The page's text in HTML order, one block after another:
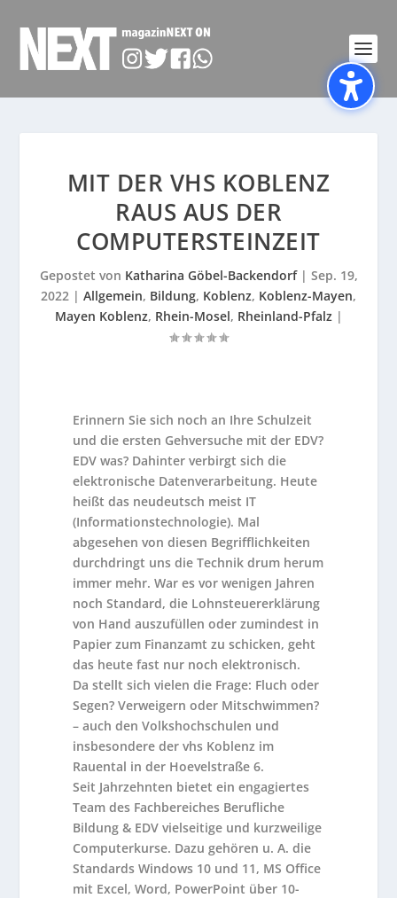
MIT DER VHS KOBLENZ
RAUS AUS DER
COMPUTERSTEINZEIT
Gepostet von Katharina Göbel-Backendorf| Sep. 19,
2022 | Allgemein, Bildung, Koblenz, Koblenz-Mayen,
Mayen Koblenz, Rhein-Mosel, Rheinland-Pfalz|
Erinnern Sie sich noch an Ihre Schulzeit
und die ersten Gehversuche mit der EDV?
EDV was? Dahinter verbirgt sich die
elektronische Datenverarbeitung. Heute
heißt das neudeutsch meist IT
(Informationstechnologie). Mal
abgesehen von diesen Begrifflichkeiten
durchdringt uns die Technik drum herum
immer mehr. War es vor wenigen Jahren
noch Standard, die Lohnsteuererklärung
von Hand auszufüllen oder zumindest in
Papier zum Finanzamt zu schicken, geht
das heute fast nur noch elektronisch.
Da stellt sich vielen die Frage: Fluch oder
Segen? Verweigern oder Mitschwimmen?
– auch den Volkshochschulen und
insbesondere der vhs Koblenz im
Rauental in der Hoevelstraße 6.
Seit Jahrzehnten bietet ein engagiertes
Team des Fachbereiches Berufliche
Bildung & EDV vielseitige und kurzweilige
Computerkurse. Dazu gehören u. A. die
Standards Windows 10 und 11, MS Office
mit Excel, Word, PowerPoint über 10-